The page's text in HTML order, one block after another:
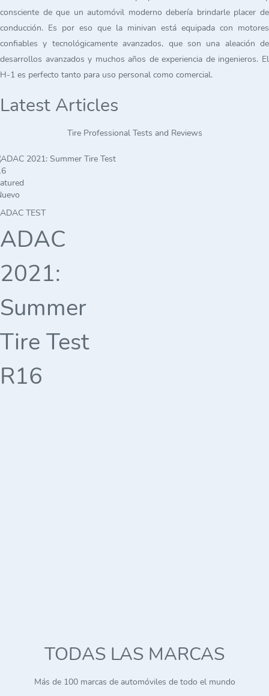
consciente de que un automóvil moderno debería brindarle placer de
conducción. Es por eso que la minivan está equipada con motores
confiables y tecnológicamente avanzados, que son una aleación de
desarrollos avanzados y muchos años de experiencia de ingenieros. El
H-1 es perfecto tanto para uso personal como comercial.
Latest Articles
Tire Professional Tests and Reviews
ADAC TEST
ADAC
2021:
Summer
Tire Test
R16
TODAS LAS MARCAS
Más de 100 marcas de automóviles de todo el mundo